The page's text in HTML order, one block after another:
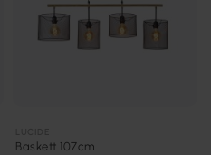
Baskett 107cm